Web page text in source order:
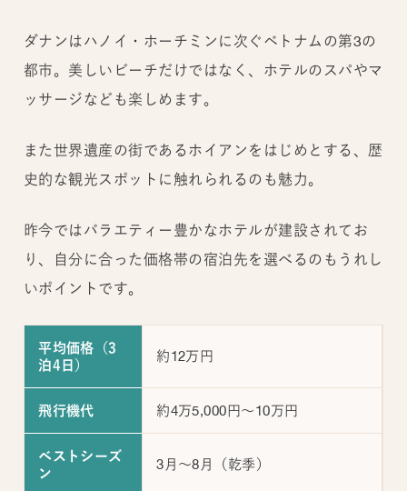
ダナンはハノイ・ホーチミンに次ぐベトナムの第3の
都市。美しいビーチだけではなく、ホテルのスパやマ
ッサージなども楽しめます。
また世界遺産の街であるホイアンをはじめとする、歴
史的な観光スポットに触れられるのも魅力。
昨今ではバラエティー豊かなホテルが建設されてお
り、自分に合った価格帯の宿泊先を選べるのもうれし
いポイントです。
平均価格（3
泊4日）
約12万円
飛行機代 約4万5,000円～10万円
ベストシーズ
ン
3月～8月（乾季）